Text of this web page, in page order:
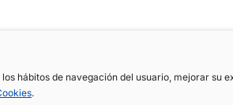
hábitos de navegación del usuario, mejorar
.